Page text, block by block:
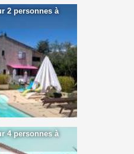
2 personnes à
4 personnes à